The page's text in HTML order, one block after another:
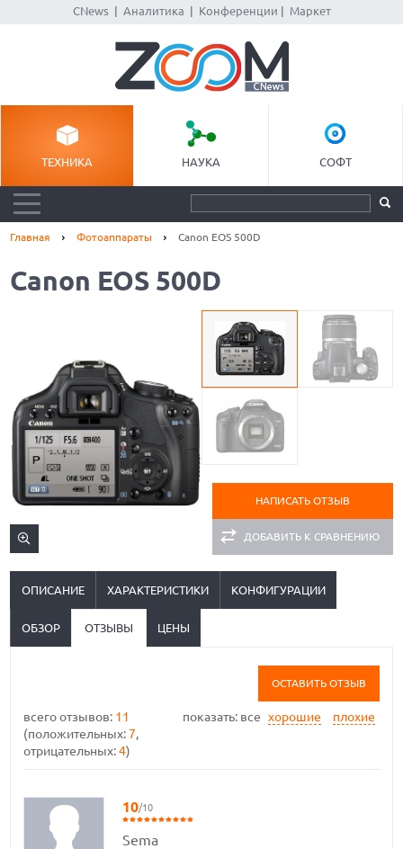
CNews| Аналитика Конференции Маркет
ТЕХНИКА НАУКА СОФТ
Главная Фотоаппараты Canon EOS 500D
Canon EOS 500D
НАПИСАТЬ ОТЗЫВ
ДОБАВИТЬ К СРАВНЕНИЮ
ОПИСАНИЕ ХАРАКТЕРИСТИКИ КОНФИГУРАЦИИ
ОБЗОР ОТЗЫВЫ ЦЕНЫ
ОСТАВИТЬ ОТЗЫВ
показать: все хорошие плохие
всего отзывов: 11
(положительных:7,
отрицательных:4)
10/10
Sema